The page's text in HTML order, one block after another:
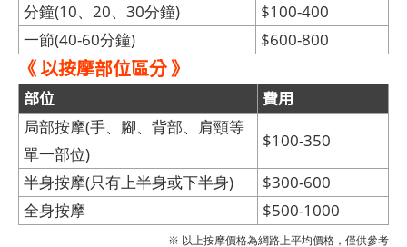
分鐘(10、20、30分鐘)
$100-400
一節(40-60分鐘)
$600-800
《 以按摩部位區分 》
部位 費用
局部按摩(手、腳、背部、肩頸等
單一部位)
$100-350
半身按摩(只有上半身或下半身)
$300-600
全身按摩
$500-1000
※ 以上按摩價格為網路上平均價格，僅供參考